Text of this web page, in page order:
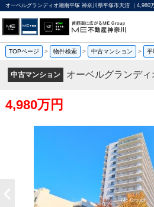
TOPページ > 物件検索 > 中古マンション > 平
中古マンション オーベルグランデ
4,980万円